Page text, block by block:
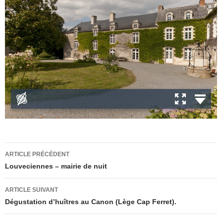
Navigation
des
articles
ARTICLE PRÉCÉDENT
Louveciennes – mairie de nuit
ARTICLE SUIVANT
Dégustation d’huîtres au Canon (Lège Cap Ferret).